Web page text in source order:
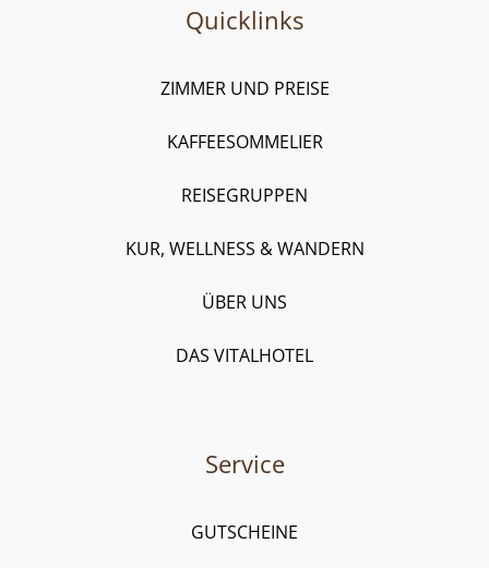
Quicklinks
ZIMMER UND PREISE
KAFFEESOMMELIER
REISEGRUPPEN
KUR, WELLNESS & WANDERN
ÜBER UNS
DAS VITALHOTEL
Service
GUTSCHEINE